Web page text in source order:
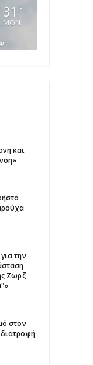
31 °
MON
και
την
Ζωρζ
στον